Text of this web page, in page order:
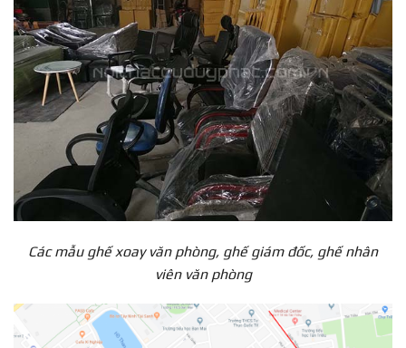
Các mẫu ghế xoay văn phòng, ghế giám đốc, ghế nhân
viên văn phòng